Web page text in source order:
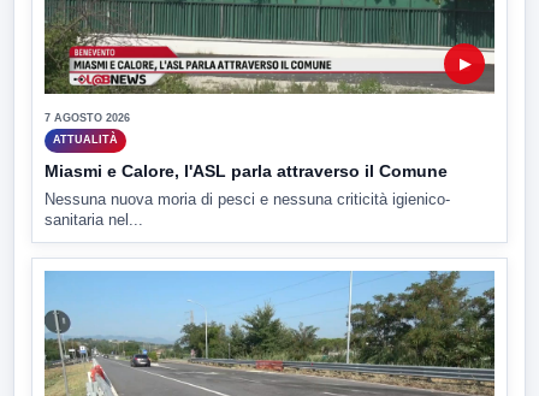
▶
7 AGOSTO 2026
ATTUALITÀ
Miasmi e Calore, l'ASL parla attraverso il Comune
Nessuna nuova moria di pesci e nessuna criticità igienico-
sanitaria nel...